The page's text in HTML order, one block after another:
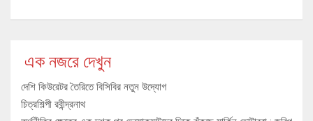
এক নজরে দেখুন
দেশি কিউরেটর তৈরিতে বিসিবির নতুন উদ্যোগ
চিত্রশিল্পী রবীন্দ্রনাথ